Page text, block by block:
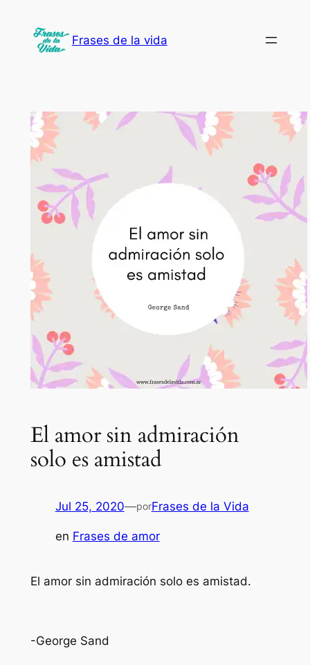
contenido
Frases de la vida
El amor sin admiración
solo es amistad
Jul 25, 2020—porFrases de la Vida
en Frases de amor
El amor sin admiración solo es amistad.
-George Sand